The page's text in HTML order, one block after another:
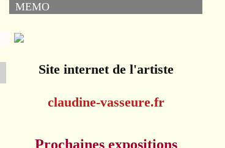
MEMO
Site internet de l'artiste
claudine-vasseure.fr
Prochaines expositions